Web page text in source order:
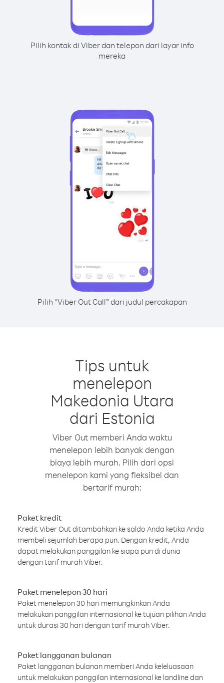
Pilih kontak di Viber dan telepon dari layar info
mereka
Pilih “Viber Out Call” dari judul percakapan
Tips untuk
menelepon
Makedonia Utara
dari Estonia
Viber Out memberi Anda waktu
menelepon lebih banyak dengan
biaya lebih murah. Pilih dari opsi
menelepon kami yang fleksibel dan
bertarif murah:
Paket kredit
Kredit Viber Out ditambahkan ke saldo Anda ketika Anda
membeli sejumlah berapa pun. Dengan kredit, Anda
dapat melakukan panggilan ke siapa pun di dunia
dengan tarif murah Viber.
Paket menelepon 30 hari
Paket menelepon 30 hari memungkinkan Anda
melakukan panggilan internasional ke tujuan pilihan Anda
untuk durasi 30 hari dengan tarif murah Viber.
Paket langganan bulanan
Paket langganan bulanan memberi Anda keleluasaan
untuk melakukan panggilan internasional ke landline dan